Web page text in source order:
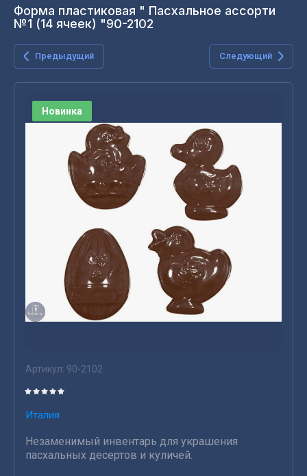
Форма пластиковая " Пасхальное ассорти
№1 (14 ячеек) "90-2102
Предыдущий Следующий
Новинка
Артикул: 90-2102
Италия
Незаменимый инвентарь для украшения
пасхальных десертов и куличей.